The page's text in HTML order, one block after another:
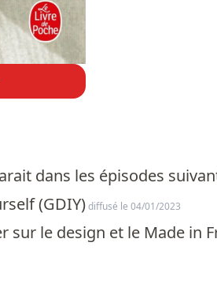
dans les épisodes
(GDIY)diffusé le 04/01/2023
sur le design et le Made